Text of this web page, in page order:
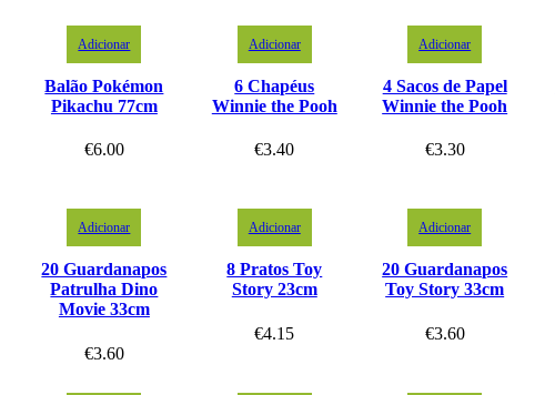
Adicionar
Balão Pokémon
Pikachu 77cm
€6.00
Adicionar
6 Chapéus
Winnie the Pooh
€3.40
Adicionar
4 Sacos de Papel
Winnie the Pooh
€3.30
Adicionar
20 Guardanapos
Patrulha Dino
Movie 33cm
€3.60
Adicionar
8 Pratos Toy
Story 23cm
€4.15
Adicionar
20 Guardanapos
Toy Story 33cm
€3.60